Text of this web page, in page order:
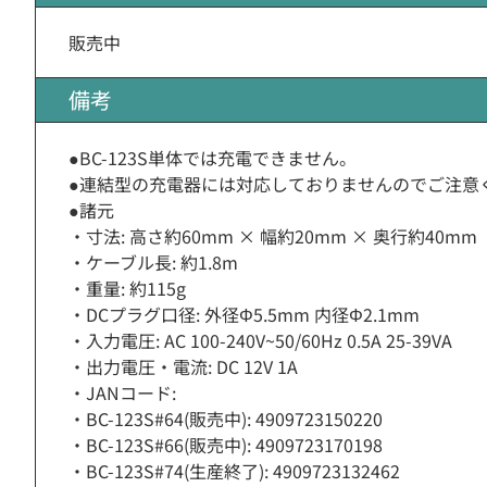
販売中
備考
●BC-123S単体では充電できません。
●連結型の充電器には対応しておりませんのでご注意
●諸元
・寸法: 高さ約60mm × 幅約20mm × 奥行約40mm
・ケーブル長: 約1.8m
・重量: 約115g
・DCプラグ口径: 外径Φ5.5mm 内径Φ2.1mm
・入力電圧: AC 100-240V~50/60Hz 0.5A 25-39VA
・出力電圧・電流: DC 12V 1A
・JANコード:
・BC-123S#64(販売中): 4909723150220
・BC-123S#66(販売中): 4909723170198
・BC-123S#74(生産終了): 4909723132462